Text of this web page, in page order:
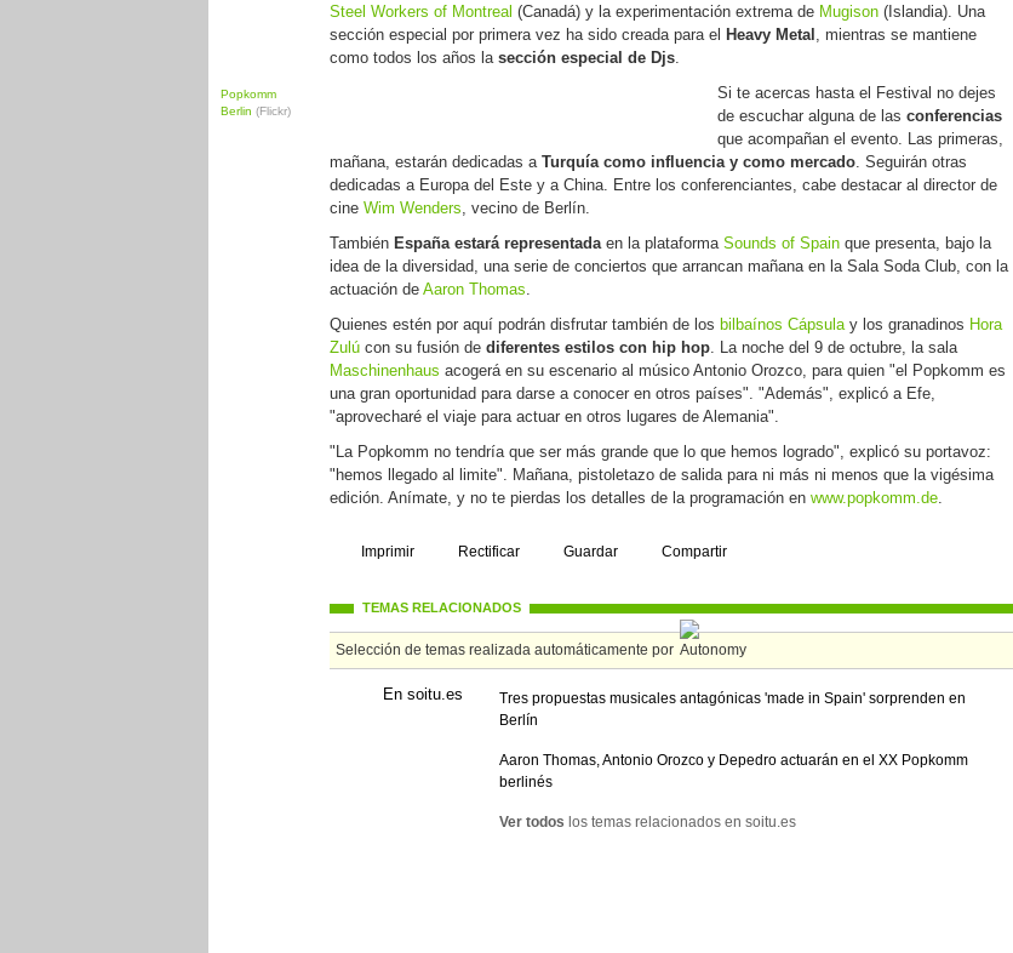
Steel Workers of Montreal (Canadá) y la experimentación extrema de Mugison (Islandia). Una
sección especial por primera vez ha sido creada para el Heavy Metal , mientras se mantiene
como todos los años la sección especial de Djs.
Popkomm
Berlin (Flickr)
Si te acercas hasta el Festival no dejes
de escuchar alguna de las conferencias
que acompañan el evento. Las primeras,
mañana, estarán dedicadas a Turquía como influencia y como mercado. Seguirán otras
dedicadas a Europa del Este y a China. Entre los conferenciantes, cabe destacar al director de
cine Wim Wenders, vecino de Berlín.
También España estará representadaen la plataforma Sounds of Spain que presenta, bajo la
idea de la diversidad, una serie de conciertos que arrancan mañana en la Sala Soda Club, con la
actuación de Aaron Thomas.
Quienes estén por aquí podrán disfrutar también de los bilbaínos Cápsulay los granadinos Hora
Zulú con su fusión de diferentes estilos con hip hop. La noche del 9 de octubre, la sala
Maschinenhaus acogerá en su escenario al músico Antonio Orozco, para quien "el Popkomm es
una gran oportunidad para darse a conocer en otros países". "Además", explicó a Efe,
"aprovecharé el viaje para actuar en otros lugares de Alemania".
"La Popkomm no tendría que ser más grande que lo que hemos logrado", explicó su portavoz:
"hemos llegado al limite". Mañana, pistoletazo de salida para ni más ni menos que la vigésima
edición. Anímate, y no te pierdas los detalles de la programación en www.popkomm.de.
Imprimir Rectificar Guardar Compartir
TEMAS RELACIONADOS
Selección de temas realizada automáticamente por
En soitu.es
Tres propuestas musicales antagónicas 'made in Spain' sorprenden en
Berlín
Aaron Thomas, Antonio Orozco y Depedro actuarán en el XX Popkomm
berlinés
Ver todos los temas relacionados en soitu.es